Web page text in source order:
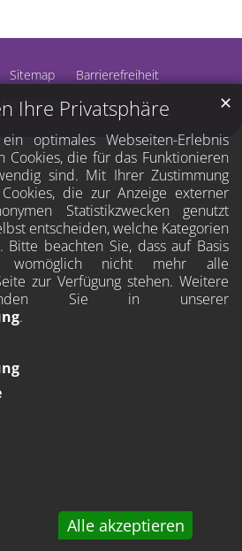
Ihre Privatsphäre
optimales Webseiten-Erlebnis
Cookies, die für das Funktionieren
sind. Mit Ihrer Zustimmung
die zur Anzeige externer
Statistikzwecken genutzt
entscheiden, welche Kategorien
Bitte beachten Sie, dass auf Basis
womöglich nicht mehr alle
zur Verfügung stehen. Weitere
finden Sie in unserer
.
Alle akzeptieren
✕
Sitemap
Barrierefreiheit